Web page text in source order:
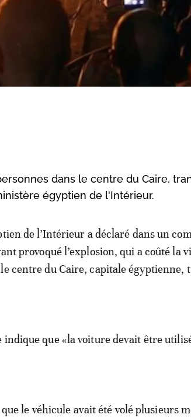
dans le centre du Caire,
égyptien de l'Intérieur.
de l’Intérieur a déclaré dans un
provoqué l’explosion, qui a coûté la
centre du Caire, capitale égyptienne,
que «la voiture devait être
le véhicule avait été volé plusieurs